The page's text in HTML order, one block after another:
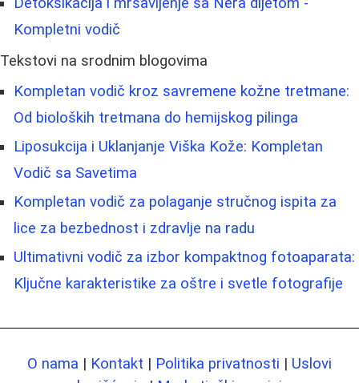
Kompletni vodič
Tekstovi na srodnim blogovima
Kompletan vodič kroz savremene kožne tretmane:
Od bioloških tretmana do hemijskog pilinga
Liposukcija i Uklanjanje Viška Kože: Kompletan
Vodič sa Savetima
Kompletan vodič za polaganje stručnog ispita za
lice za bezbednost i zdravlje na radu
Ultimativni vodič za izbor kompaktnog fotoaparata:
Ključne karakteristike za oštre i svetle fotografije
O nama | Kontakt | Politika privatnosti | Uslovi